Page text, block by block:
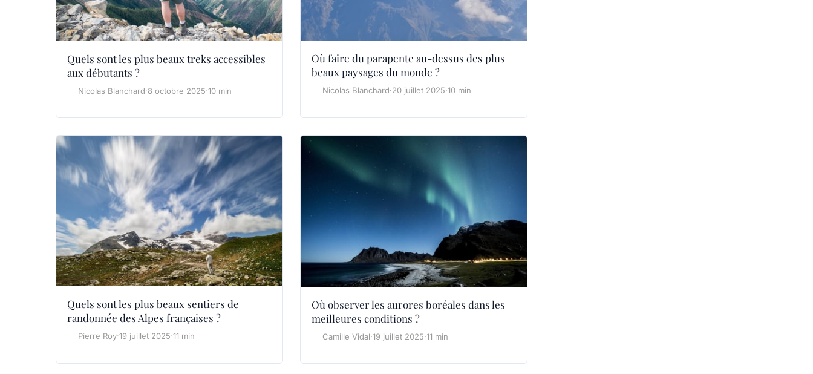
Quels sont les plus beaux treks accessibles
aux débutants ?
Nicolas Blanchard·8 octobre 2025·10 min
Où faire du parapente au-dessus des plus
beaux paysages du monde ?
Nicolas Blanchard·20 juillet 2025·10 min
Quels sont les plus beaux sentiers de
randonnée des Alpes françaises ?
Pierre Roy·19 juillet 2025·11 min
Où observer les aurores boréales dans les
meilleures conditions ?
Camille Vidal·19 juillet 2025·11 min